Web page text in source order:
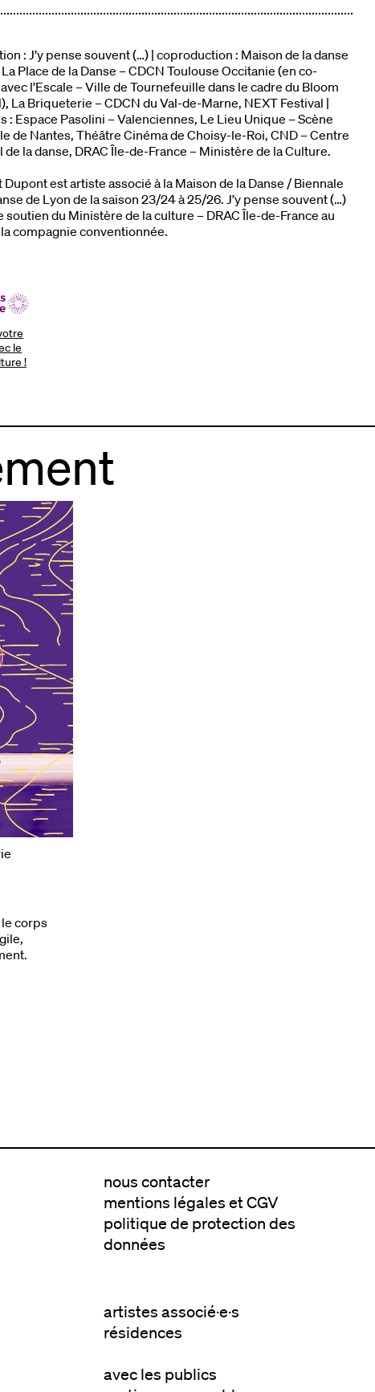
: J’y pense souvent (…) | coproduction : Maison de la danse
Place de la Danse – CDCN Toulouse Occitanie (en co-
l’Escale – Ville de Tournefeuille dans le cadre du Bloom
La Briqueterie – CDCN du Val-de-Marne, NEXT Festival |
: Espace Pasolini – Valenciennes, Le Lieu Unique – Scène
de Nantes, Théâtre Cinéma de Choisy-le-Roi, CND – Centre
de la danse, DRAC Île-de-France – Ministère de la Culture.
est artiste associé à la Maison de la Danse / Biennale
de Lyon de la saison 23/24 à 25/26. J’y pense souvent (…)
soutien du Ministère de la culture – DRAC Île-de-France au
compagnie conventionnée.
le
!
le corps
nous contacter
mentions légales et CGV
politique de protection des
données
artistes associé·e·s
résidences
avec les publics